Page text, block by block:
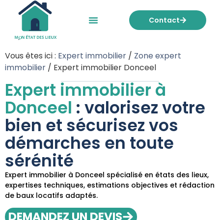
Contact
Expert immobilier à
Donceel : valorisez votre
bien et sécurisez vos
démarches en toute
sérénité
Expert immobilier à Donceel spécialisé en états des lieux,
expertises techniques, estimations objectives et rédaction
de baux locatifs adaptés.
DEMANDEZ UN DEVIS
Vous êtes ici : Expert immobilier / Zone expert
immobilier / Expert immobilier Donceel